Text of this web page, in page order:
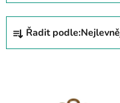
Ř
z
Řadit podle: